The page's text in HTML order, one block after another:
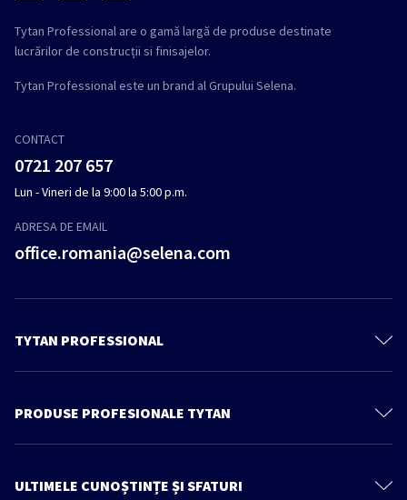
Tytan Professional are o gamă largă de produse destinate
lucrărilor de construcții si finisajelor.
Tytan Professional este un brand al Grupului Selena.
CONTACT
0721 207 657
Lun - Vineri de la 9:00 la 5:00 p.m.
ADRESA DE EMAIL
office.romania@selena.com
TYTAN PROFESSIONAL
Contactează-ne
Cunoștințe și sfaturi
PRODUSE PROFESIONALE TYTAN
Spume Adezivi
ULTIMELE CUNOȘTINȚE ȘI SFATURI